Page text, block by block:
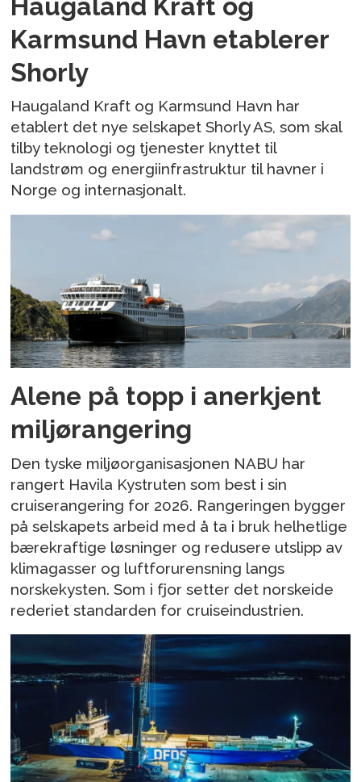
Karmsund Havn etablerer
Shorly
Haugaland Kraft og Karmsund Havn har
etablert det nye selskapet Shorly AS, som skal
tilby teknologi og tjenester knyttet til
landstrøm og energiinfrastruktur til havner i
Norge og internasjonalt.
Alene på topp i anerkjent
miljørangering
Den tyske miljøorganisasjonen NABU har
rangert Havila Kystruten som best i sin
cruiserangering for 2026. Rangeringen bygger
på selskapets arbeid med å ta i bruk helhetlige
bærekraftige løsninger og redusere utslipp av
klimagasser og luftforurensning langs
norskekysten. Som i fjor setter det norskeide
rederiet standarden for cruiseindustrien.